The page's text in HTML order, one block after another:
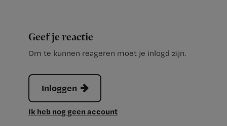
Geef je reactie
Om te kunnen reageren moet je inlogd zijn.
Inloggen
Ik heb nog geen account